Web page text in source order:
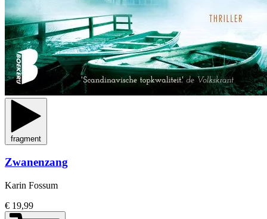
fragment
Zwanenzang
Karin Fossum
€ 19,99